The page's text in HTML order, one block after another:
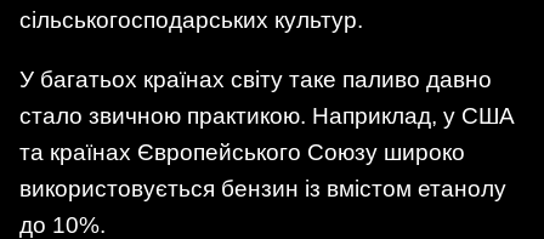
сільськогосподарських культур.
У багатьох країнах світу таке паливо давно
стало звичною практикою. Наприклад, у США
та країнах Європейського Союзу широко
використовується бензин із вмістом етанолу
до 10%.